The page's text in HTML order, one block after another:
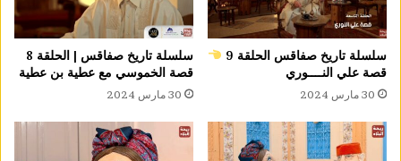
سلسلة تاريخ صفاقس الحلقة 9
قصة علي النــــوري
30 مارس 2024
سلسلة تاريخ صفاقس | الحلقة 8
قصة الخموسي مع عطية بن عطية
30 مارس 2024